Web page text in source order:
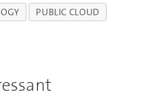
PUBLIC CLOUD